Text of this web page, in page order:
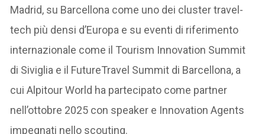
Madrid, su Barcellona come uno dei cluster travel-
tech più densi d’Europa e su eventi di riferimento
internazionale come il Tourism Innovation Summit
di Siviglia e il FutureTravel Summit di Barcellona, a
cui Alpitour World ha partecipato come partner
nell’ottobre 2025 con speaker e Innovation Agents
impegnati nello scouting.